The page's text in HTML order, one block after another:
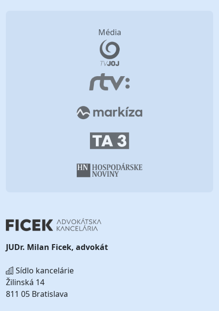
Média
JUDr. Milan Ficek, advokát
Sídlo kancelárie
Žilinská 14
811 05 Bratislava